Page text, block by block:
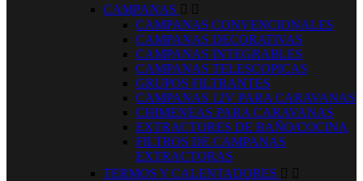
CAMPANAS  
CAMPANAS CONVENCIONALES
CAMPANAS DECORATIVAS
CAMPANAS INTEGRABLES
CAMPANAS TELESCOPICAS
GRUPOS FILTRANTES
CAMPANAS 12V PARA CARAVANAS
CHIMENEAS PARA CARAVANAS
EXTRACTORES DE BAÑO/COCINA
FILTROS DE CAMPANAS
EXTRACTORAS
TERMOS Y CALENTADORES  